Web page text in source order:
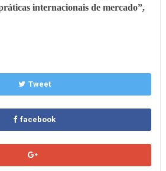
internacionais de mercado”,
Tweet
facebook